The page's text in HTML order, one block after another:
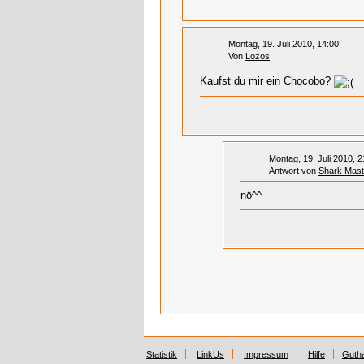
Montag, 19. Juli 2010, 14:00
Von
Lozos
Kaufst du mir ein Chocobo?
Montag, 19. Juli 2010,
Antwort von Shark
nö^^
Statistik LinkUs Impressum Hilfe